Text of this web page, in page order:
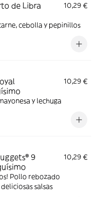
de Libra
10,29 €
cebolla y pepinillos
10,29 €
y lechuga
9
10,29 €
Pollo rebozado
salsas